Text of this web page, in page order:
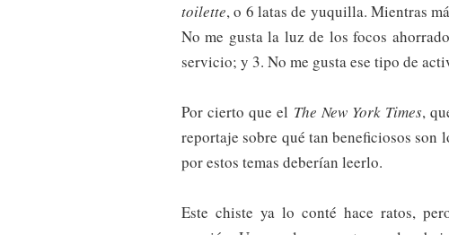
toilette, o 6 latas de yuquilla. Mientras
No me gusta la luz de los focos
servicio; y 3. No me gusta ese tipo de
Por cierto que el The New York Times,
reportaje sobre qué tan beneficiosos son
por estos temas deberían leerlo.
Este chiste ya lo conté hace ratos,